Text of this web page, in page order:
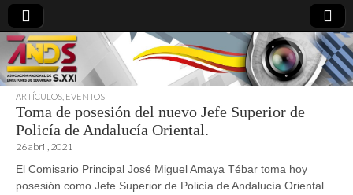
directoresdeseguridad.es
ARTÍCULOS EVENTOS
Toma de posesión del nuevo Jefe Superior de
Policía de Andalucía Oriental.
26 abril, 2021
El Comisario Principal José Miguel Amaya Tébar toma hoy
posesión como Jefe Superior de Policía de Andalucía Oriental.